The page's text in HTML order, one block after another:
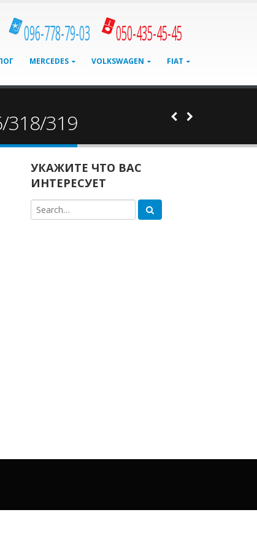
096-778-79-03 050-435-45-45
MERCEDES VOLKSWAGEN FIAT
318/319
УКАЖИТЕ ЧТО ВАС
ИНТЕРЕСУЕТ